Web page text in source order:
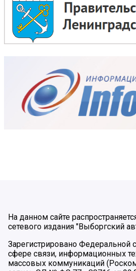
На данном сайте
сетевого издания "Выборгский
Зарегистрировано Федеральной
сфере связи, информационных
массовых коммуникаций